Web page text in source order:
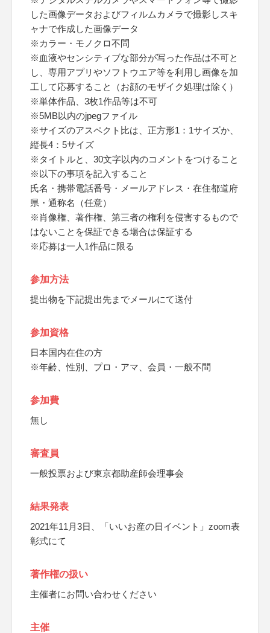
した画像データおよびフィルムカメラで撮影しスキ
ャナで作成した画像データ
※カラー・モノクロ不問
※血液やセンシティブな部分が写った作品は不可と
し、専用アプリやソフトウエア等を利用し画像を加
工して応募すること（お顔のモザイク処理は除く）
※単体作品、3枚1作品等は不可
※5MB以内のjpegファイル
※サイズのアスペクト比は、正方形1：1サイズか、
縦長4：5サイズ
※タイトルと、30文字以内のコメントをつけること
※以下の事項を記入すること
氏名・携帯電話番号・メールアドレス・在住都道府
県・通称名（任意）
※肖像権、著作権、第三者の権利を侵害するもので
はないことを保証できる場合は保証する
※応募は一人1作品に限る
参加方法
提出物を下記提出先までメールにて送付
参加資格
日本国内在住の方
※年齢、性別、プロ・アマ、会員・一般不問
参加費
無し
審査員
一般投票および東京都助産師会理事会
結果発表
2021年11月3日、「いいお産の日イベント」zoom表
彰式にて
著作権の扱い
主催者にお問い合わせください
主催